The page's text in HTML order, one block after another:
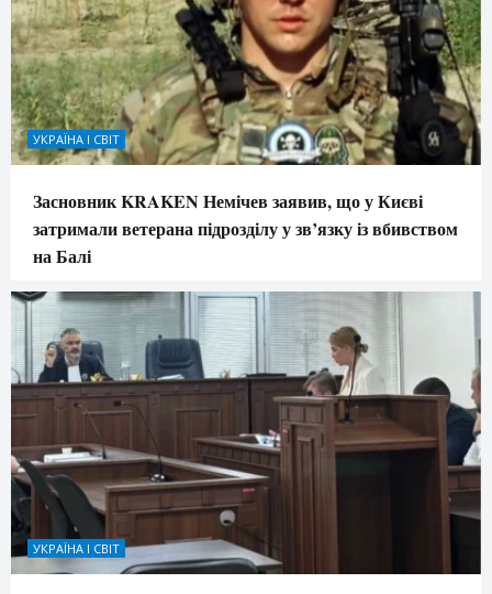
УКРАЇНА І СВІТ
Засновник KRAKEN Немічев заявив, що у Києві
затримали ветерана підрозділу у зв’язку із вбивством
на Балі
УКРАЇНА І СВІТ